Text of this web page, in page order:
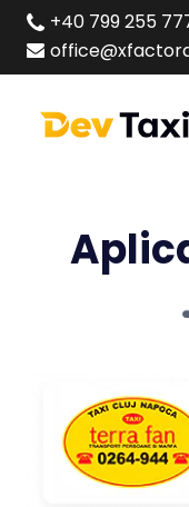
+40 799 255